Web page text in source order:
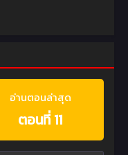
อ่านตอนล่าสุด
ตอนที่ 11